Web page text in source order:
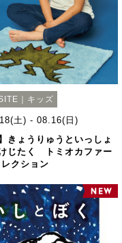
｜キッズ
土) - 08.16(日)
きょうりゅうといっしょ
じたく トミオカファー
クション